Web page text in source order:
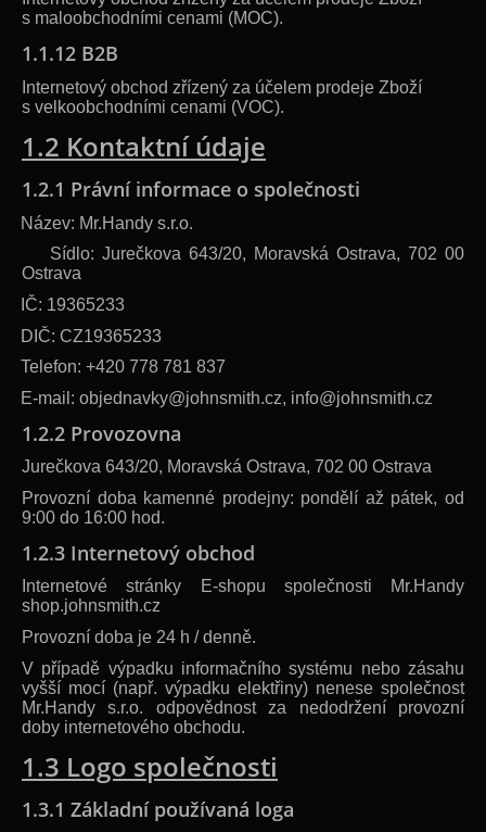
s maloobchodními cenami (MOC).
1.1.12 B2B
Internetový obchod zřízený za účelem prodeje Zboží
s velkoobchodními cenami (VOC).
1.2 Kontaktní údaje
1.2.1 Právní informace o společnosti
Název: Mr.Handy s.r.o.
Sídlo: Jurečkova 643/20, Moravská Ostrava, 702 00
Ostrava
IČ: 19365233
DIČ: CZ19365233
Telefon: +420 778 781 837
E-mail: objednavky@johnsmith.cz, info@johnsmith.cz
1.2.2 Provozovna
Jurečkova 643/20, Moravská Ostrava, 702 00 Ostrava
Provozní doba kamenné prodejny: pondělí až pátek, od
9:00 do 16:00 hod.
1.2.3 Internetový obchod
Internetové stránky E-shopu společnosti Mr.Handy
shop.johnsmith.cz
Provozní doba je 24 h / denně.
V případě výpadku informačního systému nebo zásahu
vyšší mocí (např. výpadku elektřiny) nenese společnost
Mr.Handy s.r.o. odpovědnost za nedodržení provozní
doby internetového obchodu.
1.3 Logo společnosti
1.3.1 Základní používaná loga